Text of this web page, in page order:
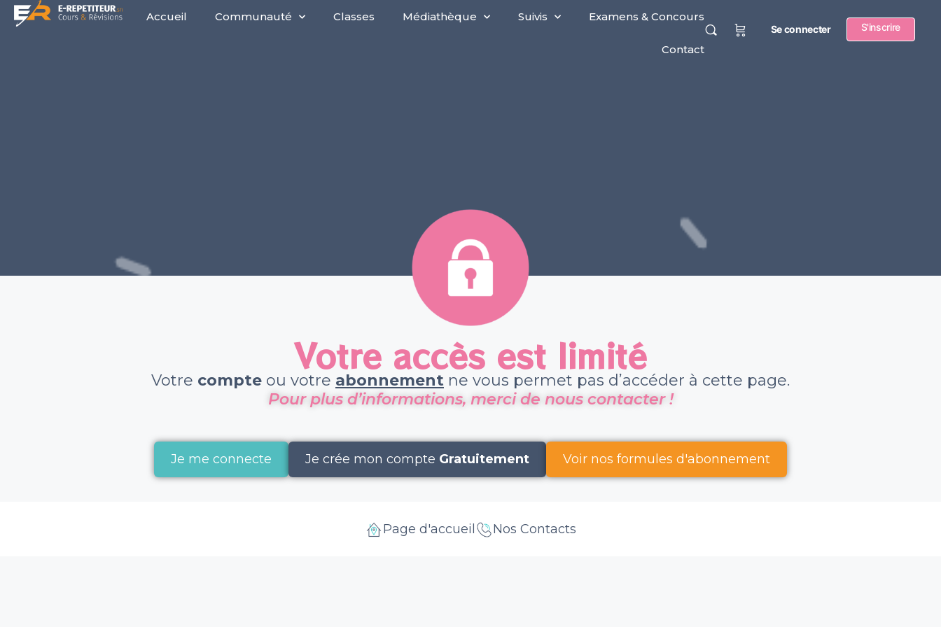
Accueil Communauté Classes Médiathèque Suivis Examens & Concours
Contact
Se connecter S'inscrire
Votre accès est limité
Votre compte ou votre abonnement ne vous permet pas d’accéder à cette page.
Pour plus d’informations, merci de nous contacter !
Je me connecte Je crée mon compte Gratuitement Voir nos formules d'abonnement
Page d'accueil Nos Contacts